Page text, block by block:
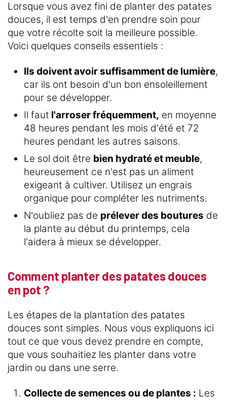
Lorsque vous avez fini de planter des patates
douces, il est temps d'en prendre soin pour
que votre récolte soit la meilleure possible.
Voici quelques conseils essentiels :
Ils doivent avoir suffisamment de lumière,
car ils ont besoin d'un bon ensoleillement
pour se développer.
Il faut l'arroser fréquemment, en moyenne
48 heures pendant les mois d'été et 72
heures pendant les autres saisons.
Le sol doit être bien hydraté et meuble,
heureusement ce n'est pas un aliment
exigeant à cultiver. Utilisez un engrais
organique pour compléter les nutriments.
N'oubliez pas de prélever des boutures de
la plante au début du printemps, cela
l'aidera à mieux se développer.
Comment planter des patates douces
en pot ?
Les étapes de la plantation des patates
douces sont simples. Nous vous expliquons ici
tout ce que vous devez prendre en compte,
que vous souhaitiez les planter dans votre
jardin ou dans une serre.
Collecte de semences ou de plantes : Les